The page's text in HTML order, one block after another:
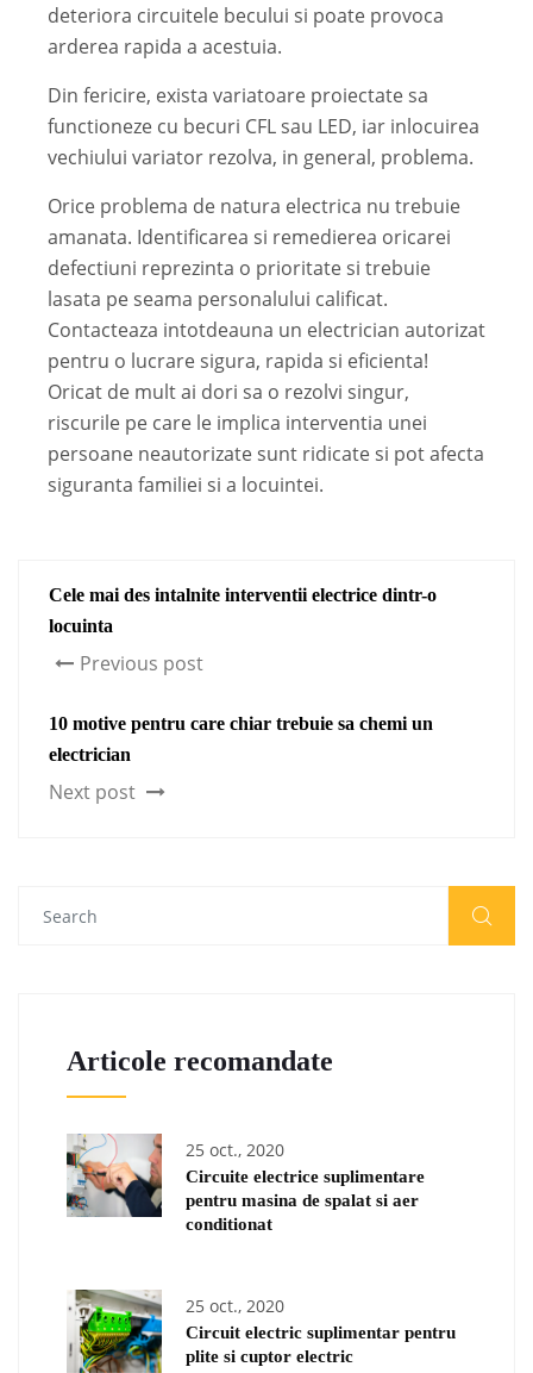
deteriora circuitele becului si poate provoca
arderea rapida a acestuia.
Din fericire, exista variatoare proiectate sa
functioneze cu becuri CFL sau LED, iar inlocuirea
vechiului variator rezolva, in general, problema.
Orice problema de natura electrica nu trebuie
amanata. Identificarea si remedierea oricarei
defectiuni reprezinta o prioritate si trebuie
lasata pe seama personalului calificat.
Contacteaza intotdeauna un electrician autorizat
pentru o lucrare sigura, rapida si eficienta!
Oricat de mult ai dori sa o rezolvi singur,
riscurile pe care le implica interventia unei
persoane neautorizate sunt ridicate si pot afecta
siguranta familiei si a locuintei.
Cele mai des intalnite interventii electrice dintr-o
locuinta
Previous post
10 motive pentru care chiar trebuie sa chemi un
electrician
Next post
Articole recomandate
25 oct., 2020
Circuite electrice suplimentare
pentru masina de spalat si aer
conditionat
25 oct., 2020
Circuit electric suplimentar pentru
plite si cuptor electric